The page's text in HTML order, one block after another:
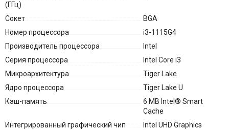
(ГГц)
Сокет
BGA
Номер процессора
i3-1115G4
Производитель процессора
Intel
Серия процессора
Intel Core i3
Микроархитектура
Tiger Lake
Ядро процессора
Tiger Lake U
Кэш-память
6 MB Intel® Smart
Cache
Интегрированный графический чип
Intel UHD Graphics